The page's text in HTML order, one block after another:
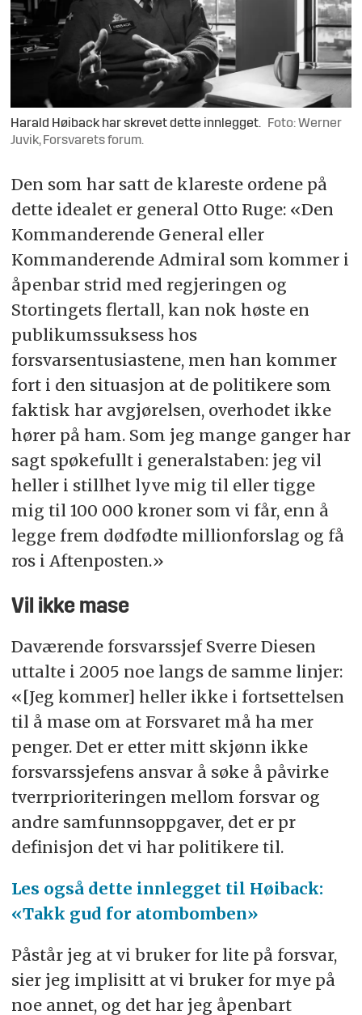
Harald Høiback har skrevet dette innlegget.
Foto: Werner
Juvik, Forsvarets forum.
Den som har satt de klareste ordene på
dette idealet er general Otto Ruge: «Den
Kommanderende General eller
Kommanderende Admiral som kommer i
åpenbar strid med regjeringen og
Stortingets flertall, kan nok høste en
publikumssuksess hos
forsvarsentusiastene, men han kommer
fort i den situasjon at de politikere som
faktisk har avgjørelsen, overhodet ikke
hører på ham. Som jeg mange ganger har
sagt spøkefullt i generalstaben: jeg vil
heller i stillhet lyve mig til eller tigge
mig til 100 000 kroner som vi får, enn å
legge frem dødfødte millionforslag og få
ros i Aftenposten.»
Vil ikke mase
Daværende forsvarssjef Sverre Diesen
uttalte i 2005 noe langs de samme linjer:
«[Jeg kommer] heller ikke i fortsettelsen
til å mase om at Forsvaret må ha mer
penger. Det er etter mitt skjønn ikke
forsvarssjefens ansvar å søke å påvirke
tverrprioriteringen mellom forsvar og
andre samfunnsoppgaver, det er pr
definisjon det vi har politikere til.
Les også dette innlegget til Høiback:
«Takk gud for atombomben»
Påstår jeg at vi bruker for lite på forsvar,
sier jeg implisitt at vi bruker for mye på
noe annet, og det har jeg åpenbart